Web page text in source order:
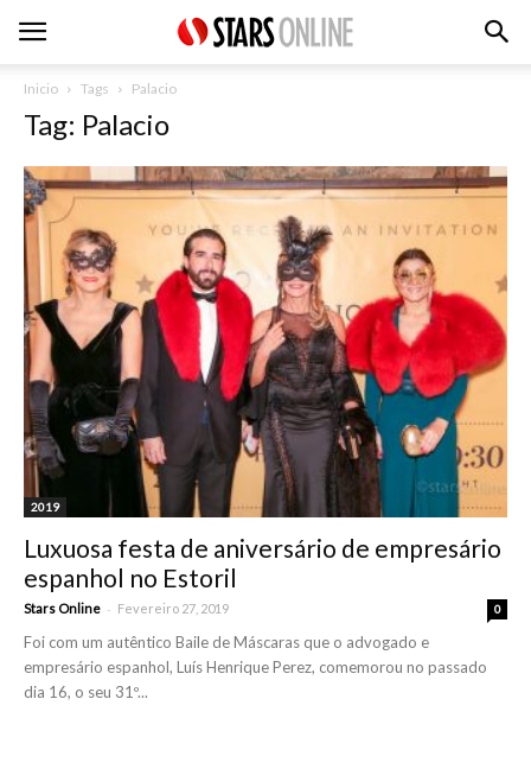
Inicio Tags Palacio
Tag: Palacio
2019
Luxuosa festa de aniversário de empresário
espanhol no Estoril
Stars Online - Fevereiro 27, 2019 0
Foi com um autêntico Baile de Máscaras que o advogado e
empresário espanhol, Luís Henrique Perez, comemorou no passado
dia 16, o seu 31º...